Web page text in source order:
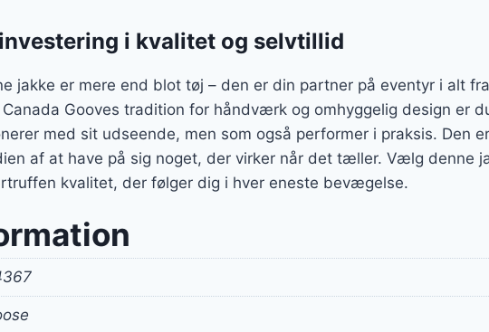
i kvalitet og selvtillid
jakke er mere end blot tøj – den er din partner på eventyr i alt
Gooves tradition for håndværk og omhyggelig design er
med sit udseende, men som også performer i praksis. Den
af at have på sig noget, der virker når det tæller. Vælg denne
kvalitet, der følger dig i hver eneste bevægelse.